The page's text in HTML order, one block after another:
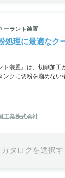
ーラント装置
処理に最適なク
ト装置』は、切削加
ンクに切粉を溜めない
時間と手間を省くこと
しています。最大2か
工業株式会社
カタログを選択す